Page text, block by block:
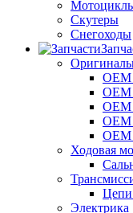
Скутеры
Снегоходы
Ходовая
Электрика